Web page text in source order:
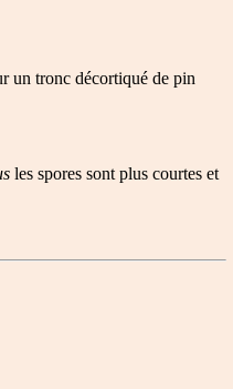
un tronc décortiqué de pin
les spores sont plus courtes et